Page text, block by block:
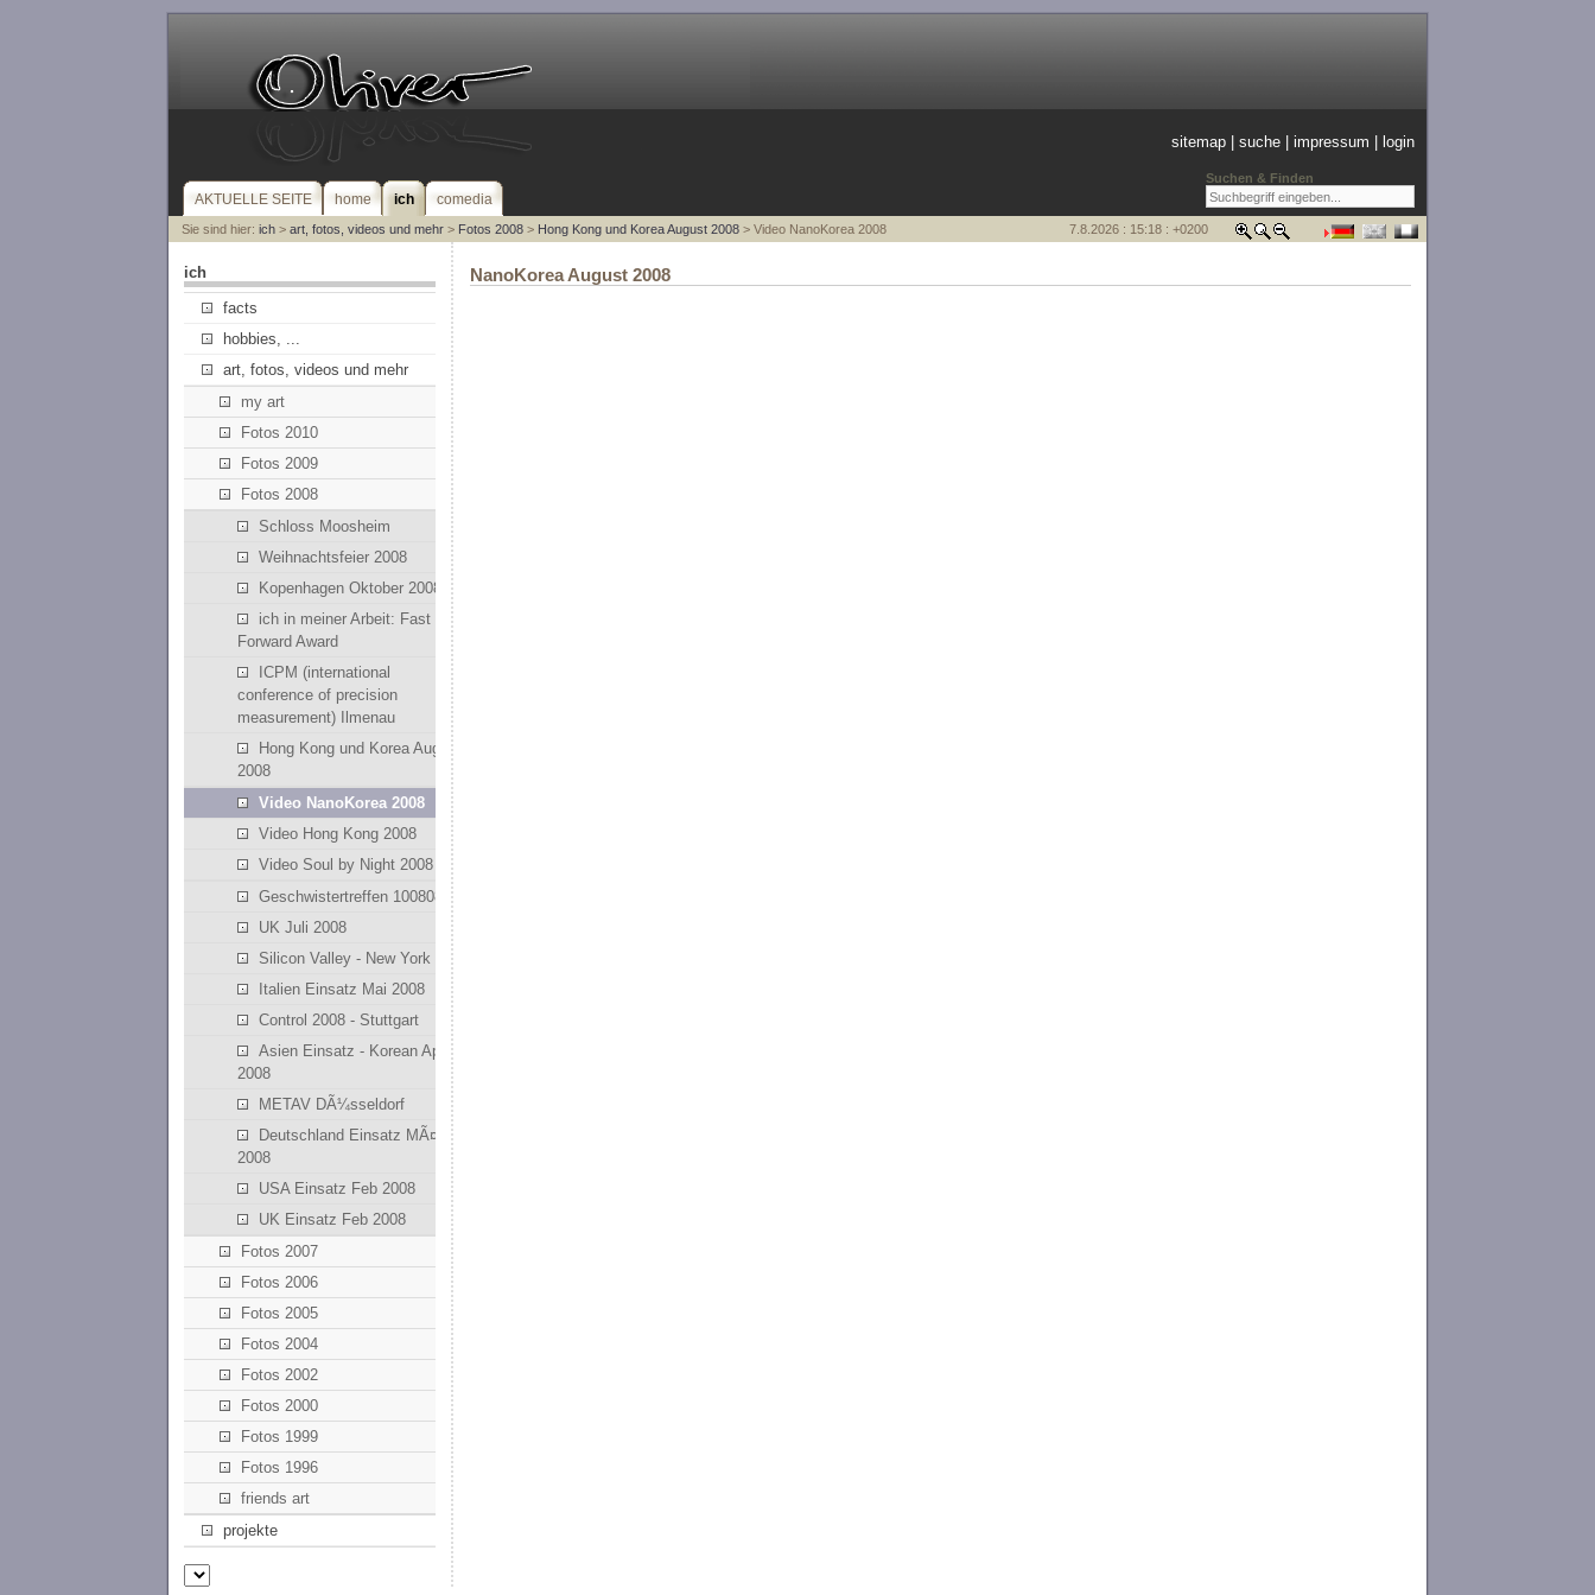
Suchen & Finden
sitemap |suche |impressum login
AKTUELLE SEITE home ich comedia
Sie sind hier: ich> art, fotos, videos und mehr> Fotos 2008> Hong Kong und Korea August 2008> Video NanoKorea 2008 7.8.2026 : 15:18 : +0200
ich
facts
hobbies, ...
art, fotos, videos und mehr
my art
Fotos 2010
Fotos 2009
Fotos 2008
Schloss Moosheim
Weihnachtsfeier 2008
Kopenhagen Oktober 2008
ich in meiner Arbeit: Fast
Forward Award
ICPM (international
conference of precision
measurement) Ilmenau
Hong Kong und Korea August
2008
Video NanoKorea 2008
Video Hong Kong 2008
Video Soul by Night 2008
Geschwistertreffen 100808
UK Juli 2008
Silicon Valley - New York
Italien Einsatz Mai 2008
Control 2008 - Stuttgart
Asien Einsatz - Korean April
2008
METAV DÃ¼sseldorf
Deutschland Einsatz MÃ¤rz
2008
USA Einsatz Feb 2008
UK Einsatz Feb 2008
Fotos 2007
Fotos 2006
Fotos 2005
Fotos 2004
Fotos 2002
Fotos 2000
Fotos 1999
Fotos 1996
friends art
projekte
NanoKorea August 2008